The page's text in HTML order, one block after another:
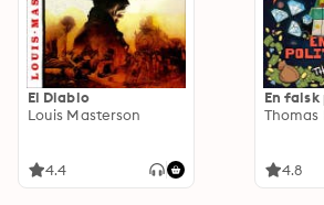
El Diablo
Louis Masterson
4.4
En
Thomas
4.8